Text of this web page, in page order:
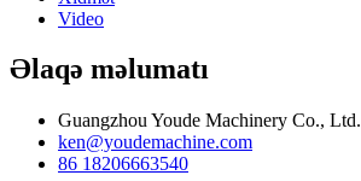
Video
Əlaqə məlumatı
Guangzhou Youde Machinery Co., Ltd.
ken@youdemachine.com
86 18206663540